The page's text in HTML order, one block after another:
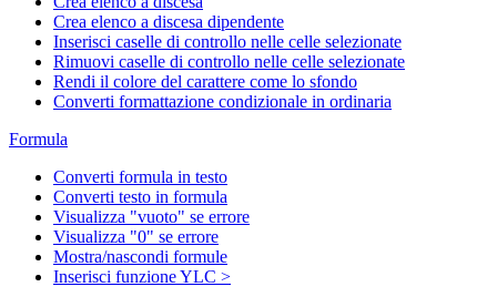
Crea elenco a discesa dipendente
Inserisci caselle di controllo nelle celle selezionate
Rimuovi caselle di controllo nelle celle selezionate
Rendi il colore del carattere come lo sfondo
Converti formattazione condizionale in ordinaria
Formula
Converti formula in testo
Converti testo in formula
Visualizza "vuoto" se errore
Visualizza "0" se errore
Mostra/nascondi formule
Inserisci funzione YLC >